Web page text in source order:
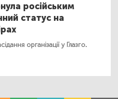
російським
статус на
організації у Глазго.